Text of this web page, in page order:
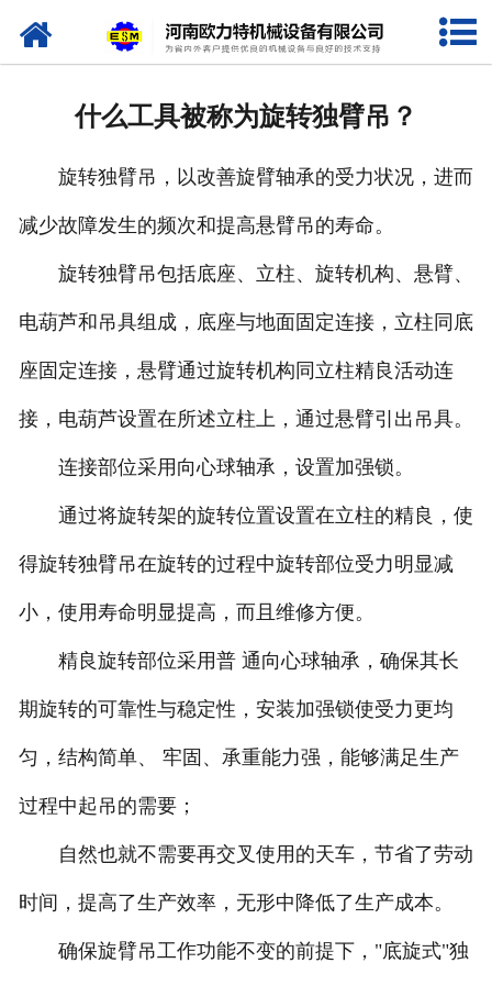
网站首页
企业相册
资质荣誉
联系我们
什么工具被称为旋转独臂吊？
旋转独臂吊，以改善旋臂轴承的受力状况，进而
减少故障发生的频次和提高悬臂吊的寿命。
旋转独臂吊包括底座、立柱、旋转机构、悬臂、
电葫芦和吊具组成，底座与地面固定连接，立柱同底
座固定连接，悬臂通过旋转机构同立柱精良活动连
接，电葫芦设置在所述立柱上，通过悬臂引出吊具。
连接部位采用向心球轴承，设置加强锁。
通过将旋转架的旋转位置设置在立柱的精良，使
得旋转独臂吊在旋转的过程中旋转部位受力明显减
小，使用寿命明显提高，而且维修方便。
精良旋转部位采用普 通向心球轴承，确保其长
期旋转的可靠性与稳定性，安装加强锁使受力更均
匀，结构简单、 牢固、承重能力强，能够满足生产
过程中起吊的需要；
自然也就不需要再交叉使用的天车，节省了劳动
时间，提高了生产效率，无形中降低了生产成本。
确保旋臂吊工作功能不变的前提下，"底旋式"独